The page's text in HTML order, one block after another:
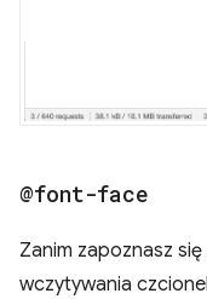
@font-face
Zanim zapoznasz
wczytywania